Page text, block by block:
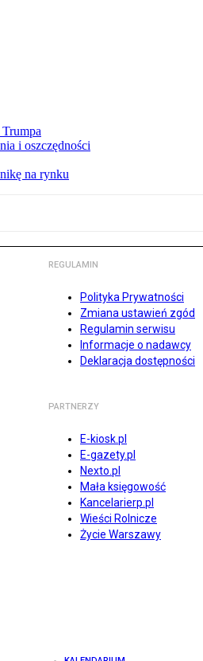
i oszczędności
na rynku
REGULAMIN
Polityka Prywatności
Zmiana ustawień zgód
Regulamin serwisu
Informacje o nadawcy
Deklaracja dostępności
PARTNERZY
E-kiosk.pl
E-gazety.pl
Nexto.pl
Mała księgowość
Kancelarierp.pl
Wieści Rolnicze
Życie Warszawy